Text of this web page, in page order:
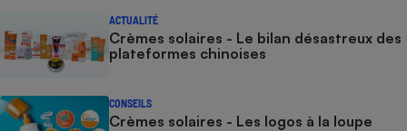
ACTUALITÉ
Crèmes solaires - Le bilan désastreux des
plateformes chinoises
CONSEILS
Crèmes solaires - Les logos à la loupe